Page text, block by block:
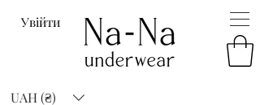
Увійти
UAH (₴)